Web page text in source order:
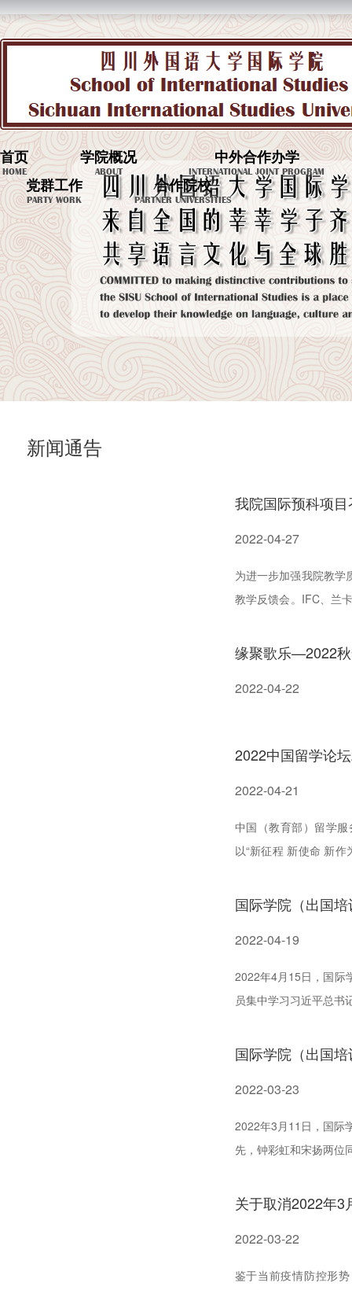
首页
HOME
学院概况
ABOUT
中外合作办学
INTERNATIONAL JOINT PROGRAM
党群工作
PARTY WORK
合作院校
PARTNER UNIVERSITIES
新闻通告
我院国际预科项
2022-04-27
为进一步加强我院教学
教学反馈会。IFC、兰
缘聚歌乐—2022
2022-04-22
2022中国留学论
2022-04-21
中国（教育部）留学
以“新征程 新使命 新
国际学院（出国
2022-04-19
2022年4月15日，国际
员集中学习习近平总
国际学院（出国
2022-03-23
2022年3月11日，国际
先，钟彩虹和宋扬两位
关于取消2022年3
2022-03-22
鉴于当前疫情防控形